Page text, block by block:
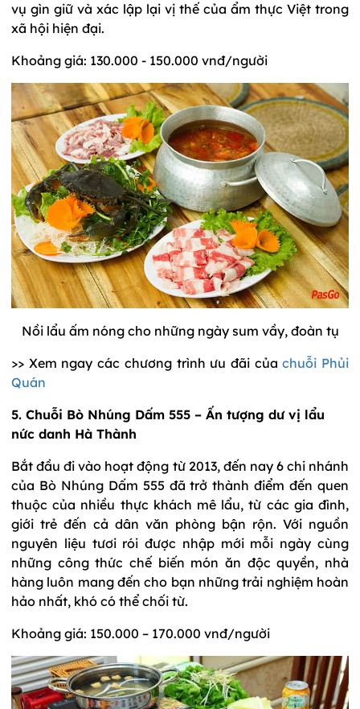
vụ gìn giữ và xác lập lại vị thế của ẩm thực Việt trong
xã hội hiện đại.
Khoảng giá: 130.000 - 150.000 vnđ/người
Nồi lẩu ấm nóng cho những ngày sum vầy, đoàn tụ
>> Xem ngay các chương trình ưu đãi củachuỗi Phủi
Quán
5. Chuỗi Bò Nhúng Dấm 555 – Ấn tượng dư vị lẩu
nức danh Hà Thành
Bắt đầu đi vào hoạt động từ 2013, đến nay 6 chi nhánh
của Bò Nhúng Dấm 555 đã trở thành điểm đến quen
thuộc của nhiều thực khách mê lẩu, từ các gia đình,
giới trẻ đến cả dân văn phòng bận rộn. Với nguồn
nguyên liệu tươi rói được nhập mới mỗi ngày cùng
những công thức chế biến món ăn độc quyền, nhà
hàng luôn mang đến cho bạn những trải nghiệm hoàn
hảo nhất, khó có thể chối từ.
Khoảng giá: 150.000 – 170.000 vnđ/người